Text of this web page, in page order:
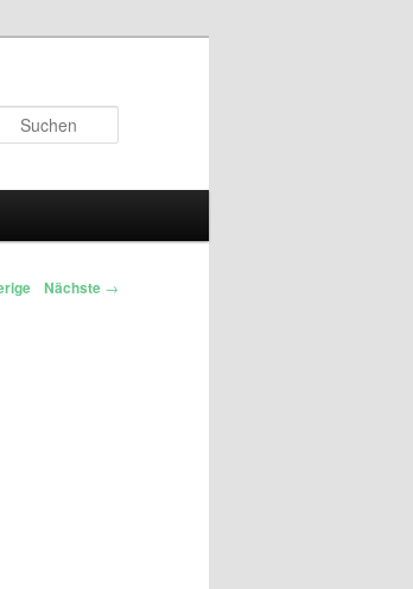
Nächste →